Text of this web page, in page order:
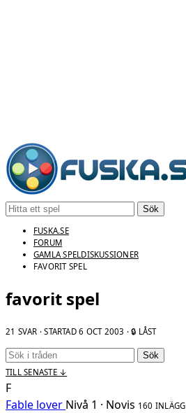
Sök
FUSKA.SE
FORUM
GAMLA SPELDISKUSSIONER
FAVORIT SPEL
favorit spel
21 SVAR · STARTAD6 OCT 2003 · 🔒 LÅST
Sök
TILL SENASTE ↓
F
Fable lover Nivå 1 · Novis 160 INLÄGG